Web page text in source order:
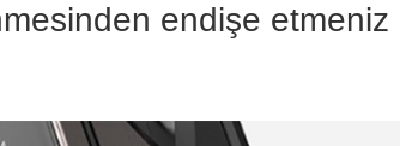
endişe etmeniz